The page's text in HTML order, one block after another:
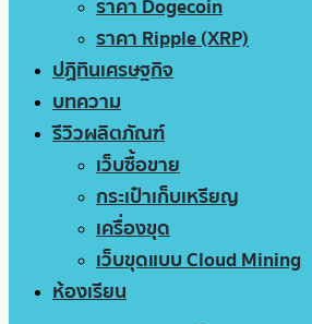
ราคา Dogecoin
ราคา Ripple (XRP)
ปฏิทินเศรษฐกิจ
บทความ
รีวิวผลิตภัณฑ์
เว็บซื้อขาย
กระเป๋าเก็บเหรียญ
เครื่องขุด
เว็บขุดแบบ Cloud Mining
ห้องเรียน